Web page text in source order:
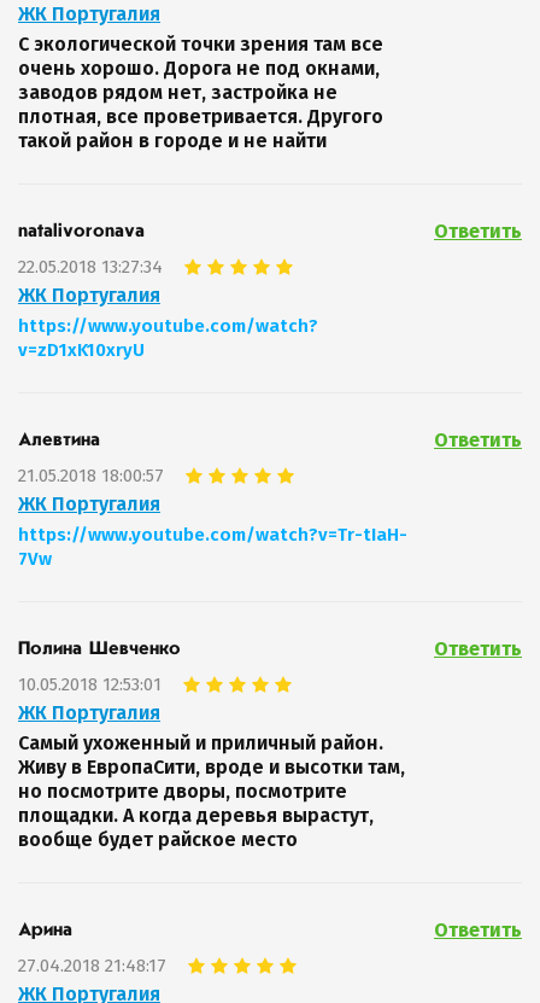
ЖК Португалия
С экологической точки зрения там все
очень хорошо. Дорога не под окнами,
заводов рядом нет, застройка не
плотная, все проветривается. Другого
такой район в городе и не найти
natalivoronava
22.05.2018 13:27:34
ЖК Португалия
Ответить
https://www.youtube.com/watch?
v=zD1xK10xryU
Алевтина
21.05.2018 18:00:57
ЖК Португалия
Ответить
https://www.youtube.com/watch?v=Tr-tIaH-
7Vw
Полина Шевченко
10.05.2018 12:53:01
ЖК Португалия
Ответить
Самый ухоженный и приличный район.
Живу в ЕвропаСити, вроде и высотки там,
но посмотрите дворы, посмотрите
площадки. А когда деревья вырастут,
вообще будет райское место
Арина
27.04.2018 21:48:17
ЖК Португалия
Ответить